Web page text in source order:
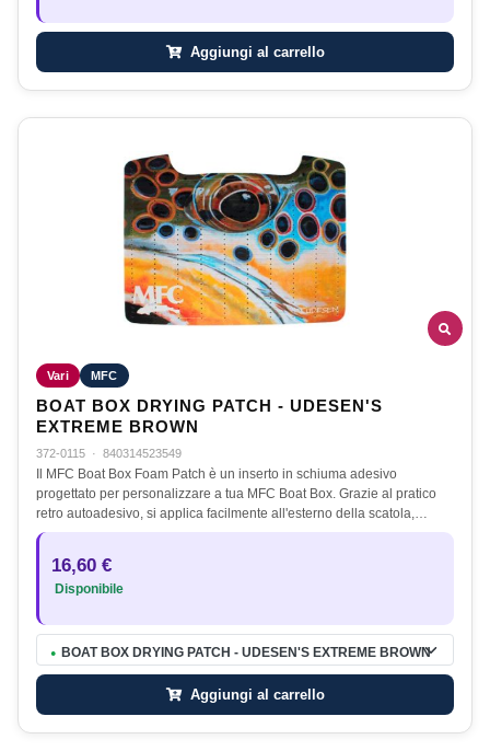
Aggiungi al carrello
Vari MFC
BOAT BOX DRYING PATCH - UDESEN'S
EXTREME BROWN
372-0115 · 840314523549
Il MFC Boat Box Foam Patch è un inserto in schiuma adesivo
progettato per personalizzare a tua MFC Boat Box. Grazie al pratico
retro autoadesivo, si applica facilmente all'esterno della scatola,…
16,60 €
Disponibile
● BOAT BOX DRYING PATCH - UDESEN'S EXTREME BROWN
Aggiungi al carrello